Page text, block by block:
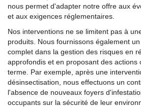
nous permet d'adapter notre offre aux
et aux exigences réglementaires.
Nos interventions ne se limitent pas à
produits. Nous fournissons également
complet dans la gestion des risques en
approfondis et en proposant des actions
terme. Par exemple, après une
désinsectisation, nous effectuons un
l'absence de nouveaux foyers
occupants sur la sécurité de leur